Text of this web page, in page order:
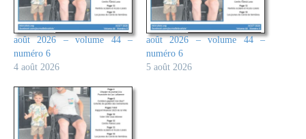
août 2026 – volume 44 –
numéro 6
4 août 2026
août 2026 – volume 44 –
numéro 6
5 août 2026